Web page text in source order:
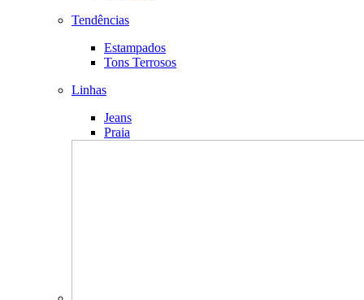
Tendências
Estampados
Tons Terrosos
Linhas
Jeans
Praia